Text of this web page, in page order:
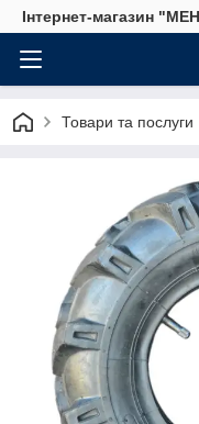
Інтернет-магазин
Товари та послуги